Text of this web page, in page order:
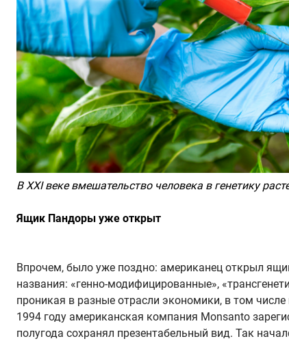
В XXI веке вмешательство человека в генетику
Ящик Пандоры уже открыт
Впрочем, было уже поздно: американец открыл
названия: «генно-модифицированные»,
проникая в разные отрасли экономики, в том
1994 году американская компания Monsanto
полугода сохранял презентабельный вид. Так